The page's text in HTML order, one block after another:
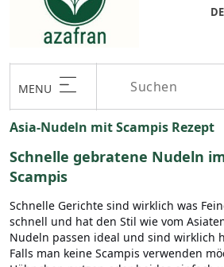
DE
MENU
Asia-Nudeln mit Scampis Rezept
Schnelle gebratene Nudeln
Scampis
Schnelle Gerichte sind wirklich was
schnell und hat den Stil wie vom
Nudeln passen ideal und sind wirklich
Falls man keine Scampis verwenden